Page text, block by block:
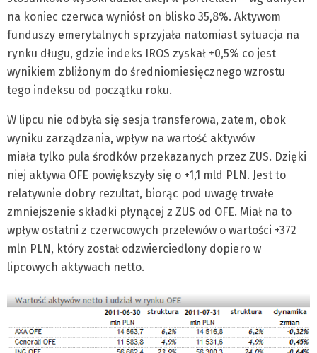
na koniec czerwca wyniósł on blisko 35,8%. Aktywom
funduszy emerytalnych sprzyjała natomiast sytuacja na
rynku długu, gdzie indeks IROS zyskał +0,5% co jest
wynikiem zbliżonym do średniomiesięcznego wzrostu
tego indeksu od początku roku.
W lipcu nie odbyła się sesja transferowa, zatem, obok
wyniku zarządzania, wpływ na wartość aktywów
miała tylko pula środków przekazanych przez ZUS. Dzięki
niej aktywa OFE powiększyły się o +1,1 mld PLN. Jest to
relatywnie dobry rezultat, biorąc pod uwagę trwałe
zmniejszenie składki płynącej z ZUS od OFE. Miał na to
wpływ ostatni z czerwcowych przelewów o wartości +372
mln PLN, który został odzwierciedlony dopiero w
lipcowych aktywach netto.